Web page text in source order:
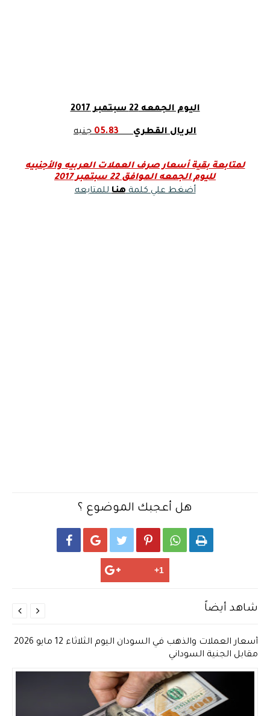
اليوم الجمعه 22 سبتمبر 2017
الريال القطري 05.83 جنيه
لمتابعة بقية أسعار صرف العملات العربيه والأجنبيه
لليوم الجمعه الموافق 22 سبتمبر 2017
أضغط علي كلمةهناللمتابعه
هل أعجبك الموضوع ؟
     
شاهد أيضاً
أسعار العملات والذهب في السودان اليوم الثلاثاء 12 مايو 2026
مقابل الجنية السوداني

